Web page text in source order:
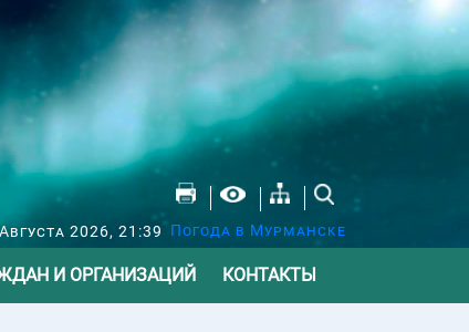
2026, 21:39 Погода в Мурманске
И ОРГАНИЗАЦИЙ КОНТАКТЫ